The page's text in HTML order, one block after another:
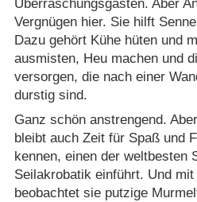
Überraschungsgästen. Aber
Vergnügen hier. Sie hilft
Dazu gehört Kühe hüten und
ausmisten, Heu machen und
versorgen, die nach einer
durstig sind.
Ganz schön anstrengend.
bleibt auch Zeit für Spaß und
kennen, einen der weltbesten
Seilakrobatik einführt. Und
beobachtet sie putzige